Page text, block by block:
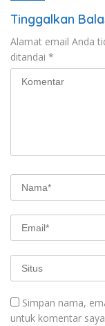
Tinggalkan
Alamat email Anda
ditandai *
Simpan nama,
untuk komentar